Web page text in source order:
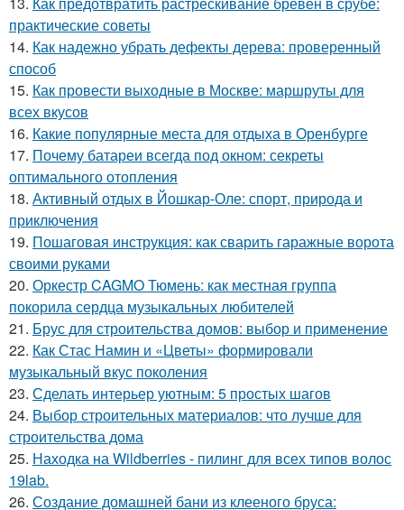
практические советы
14. Как надежно убрать дефекты дерева: проверенный
способ
15. Как провести выходные в Москве: маршруты для
всех вкусов
16. Какие популярные места для отдыха в Оренбурге
17. Почему батареи всегда под окном: секреты
оптимального отопления
18. Активный отдых в Йошкар-Оле: спорт, природа и
приключения
19. Пошаговая инструкция: как сварить гаражные ворота
своими руками
20. Оркестр CAGMO Тюмень: как местная группа
покорила сердца музыкальных любителей
21. Брус для строительства домов: выбор и применение
22. Как Стас Намин и «Цветы» формировали
музыкальный вкус поколения
23. Сделать интерьер уютным: 5 простых шагов
24. Выбор строительных материалов: что лучше для
строительства дома
25. Находка на Wildberries - пилинг для всех типов волос
19lab.
26. Создание домашней бани из клееного бруса: